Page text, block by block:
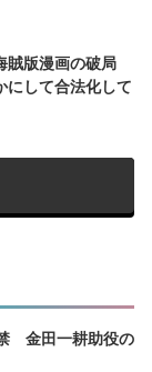
賊版漫画の破局
にして合法化して
金田一耕助役の